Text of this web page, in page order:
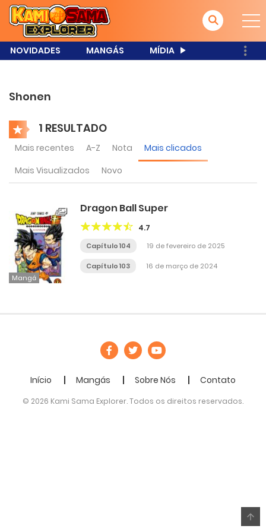
NOVIDADES MANGÁS MÍDIA
Shonen
1 RESULTADO
Mais recentes A-Z Nota
Mais clicados
Mais Visualizados
Novo
Mangá
Dragon Ball Super
4.7
Capítulo 104 19 de fevereiro de 2025
Capítulo 103 16 de março de 2024
Início Mangás Sobre Nós Contato
© 2026 Kami Sama Explorer. Todos os direitos reservados.